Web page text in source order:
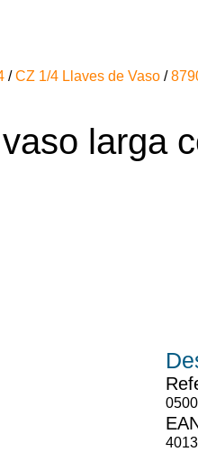
/CZ 1/4 Llaves de Vaso /
larga